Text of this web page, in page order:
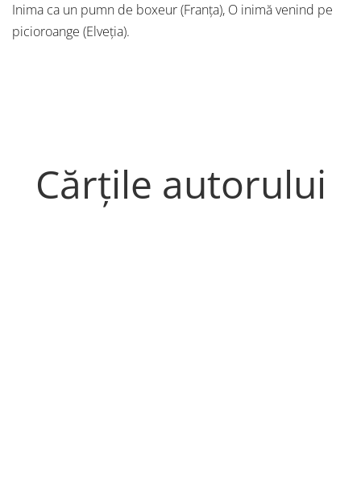
Inima ca un pumn de boxeur (Franța), O inimă venind pe
picioroange (Elveția).
Cărțile autorului